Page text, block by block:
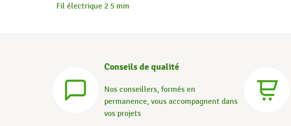
Fil électrique 2 5 mm
Conseils de qualité
Nos conseillers, formés en
permanence, vous accompagnent dans
vos projets